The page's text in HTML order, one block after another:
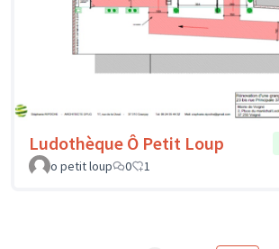
Ludothèque Ô Petit Loup
o petit loup
0 1